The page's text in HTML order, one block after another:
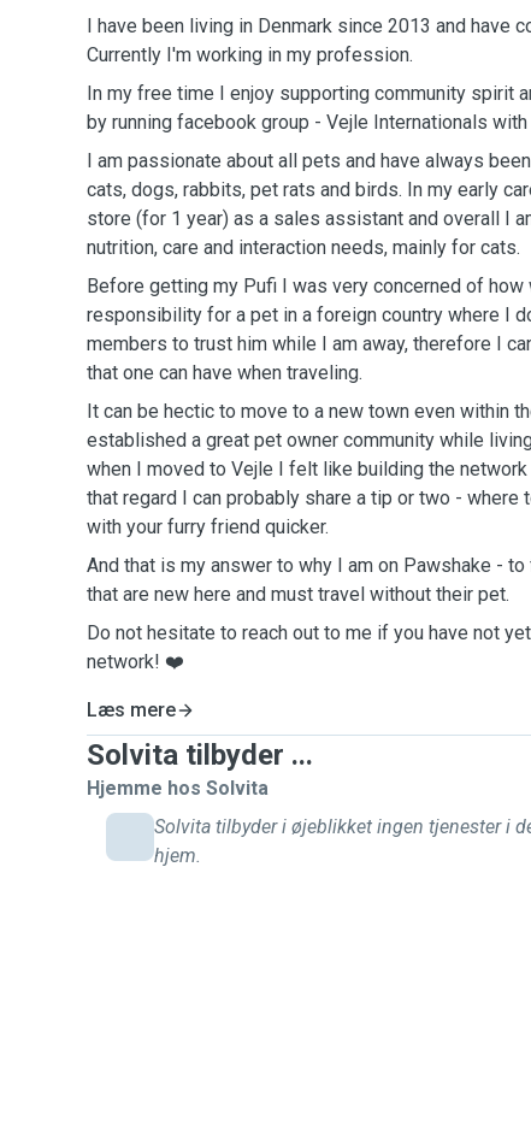
I have been living in Denmark since 2013 and have
Currently I'm working in my profession.
In my free time I enjoy supporting community spirit
by running facebook group - Vejle Internationals
I am passionate about all pets and have always
cats, dogs, rabbits, pet rats and birds. In my early
store (for 1 year) as a sales assistant and overall I
nutrition, care and interaction needs, mainly for cats.
Before getting my Pufi I was very concerned of
responsibility for a pet in a foreign country where I
members to trust him while I am away, therefore I
that one can have when traveling.
It can be hectic to move to a new town even within
established a great pet owner community while
when I moved to Vejle I felt like building the
that regard I can probably share a tip or two - where
with your furry friend quicker.
And that is my answer to why I am on Pawshake -
that are new here and must travel without their pet.
Do not hesitate to reach out to me if you have not
network! ❤️
Læs mere
Solvita tilbyder ...
Hjemme hos Solvita
Solvita tilbyder i øjeblikket ingen tjenester i
hjem.